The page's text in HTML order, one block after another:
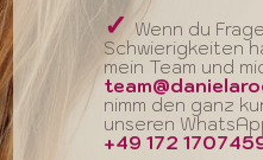
✓ Wenn du
Schwierigkeiten
mein Team und
nimm den ganz
unseren
+49 172